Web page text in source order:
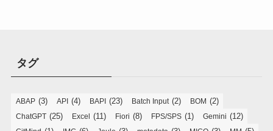
タグ
ABAP (3) API (4) BAPI (23) Batch Input(2) BOM (2)
ChatGPT (25) Excel (11) Fiori (8) FPS/SPS (1) Gemini (12)